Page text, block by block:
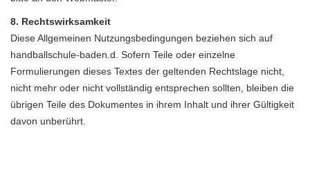
8. Rechtswirksamkeit
Diese Allgemeinen Nutzungsbedingungen beziehen sich auf
handballschule-baden.d. Sofern Teile oder einzelne
Formulierungen dieses Textes der geltenden Rechtslage nicht,
nicht mehr oder nicht vollständig entsprechen sollten, bleiben die
übrigen Teile des Dokumentes in ihrem Inhalt und ihrer Gültigkeit
davon unberührt.